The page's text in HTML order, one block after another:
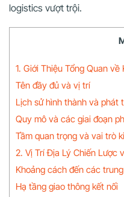
logistics vượt trội.
1. Giới Thiệu Tổng Quan
Tên đầy đủ và vị trí
Lịch sử hình thành và phát
Quy mô và các giai đoạn
Tầm quan trọng và vai trò
2. Vị Trí Địa Lý Chiến Lược
Khoảng cách đến các
Hạ tầng giao thông kết nối